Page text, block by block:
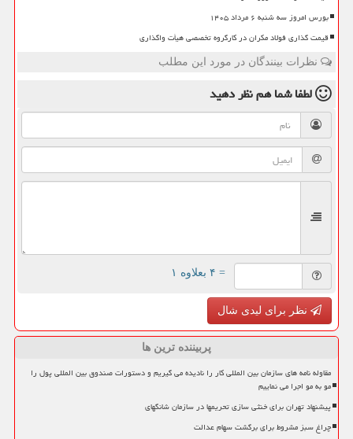
بورس امروز سه شنبه ۶ مرداد ۱۴۰۵
قیمت گذاری فولاد مکران در کارگروه تخصصی هیأت واگذاری
نظرات بینندگان در مورد این مطلب
لطفا شما همنظر دهید
= ۴ بعلاوه ۱
نظر برای لیدی شال
پربیننده ترین ها
مقاوله نامه های سازمان بین المللی کار را نادیده می گیریم و دستورات صندوق بین المللی پول را
مو به مو اجرا می نماییم
پیشنهاد تهران برای خنثی سازی تحریمها در سازمان شانگهای
چراغ سبز مشروط برای برگشت سهام عدالت